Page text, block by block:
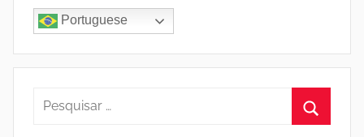
Portuguese
Pesquisar